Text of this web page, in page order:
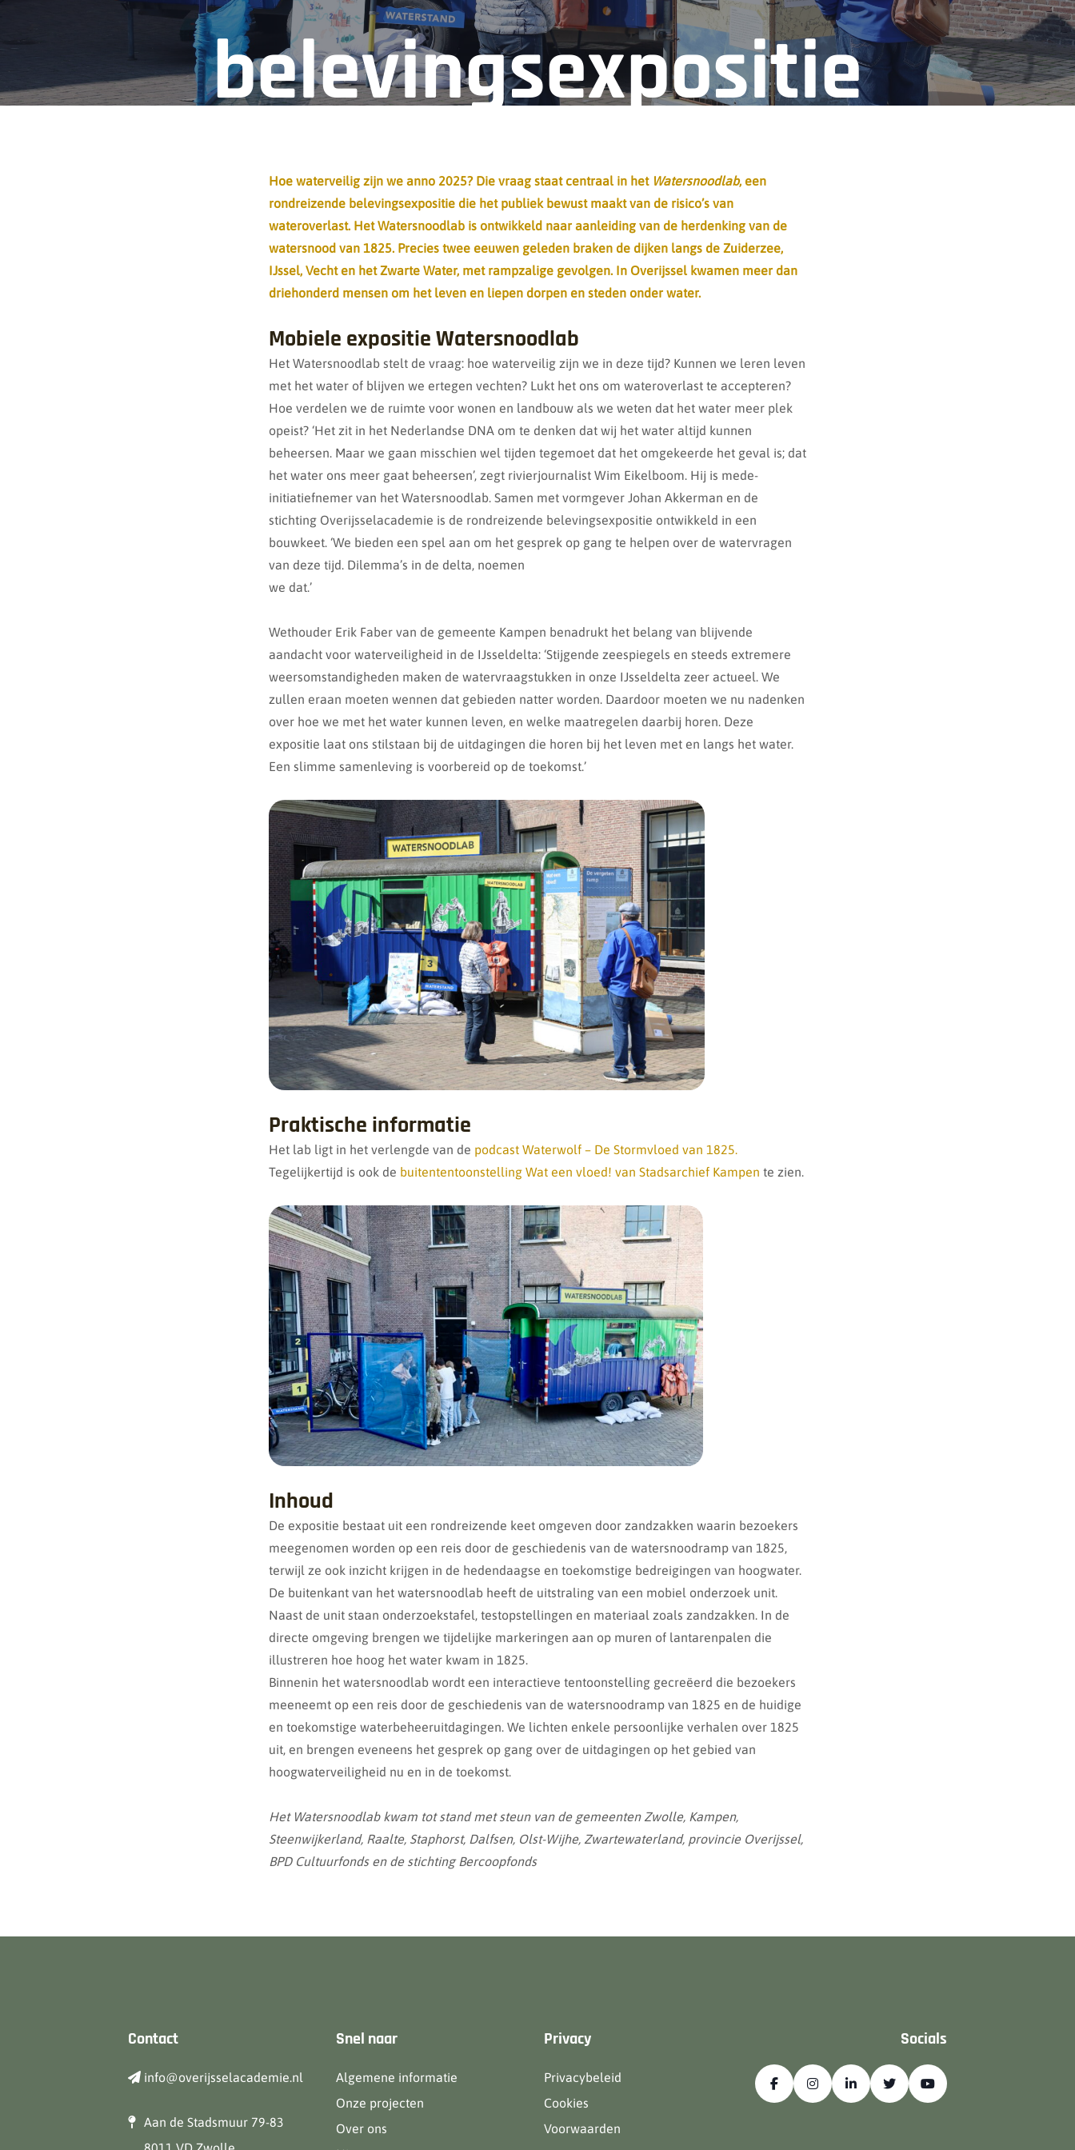
belevingsexpositie
Hoe waterveilig zijn we anno 2025? Die vraag staat centraal in het Watersnoodlab, een
rondreizende belevingsexpositie die het publiek bewust maakt van de risico’s van
wateroverlast. Het Watersnoodlab is ontwikkeld naar aanleiding van de herdenking van de
watersnood van 1825. Precies twee eeuwen geleden braken de dijken langs de Zuiderzee,
IJssel, Vecht en het Zwarte Water, met rampzalige gevolgen. In Overijssel kwamen meer dan
driehonderd mensen om het leven en liepen dorpen en steden onder water.
Mobiele expositie Watersnoodlab
Het Watersnoodlab stelt de vraag: hoe waterveilig zijn we in deze tijd? Kunnen we leren leven
met het water of blijven we ertegen vechten? Lukt het ons om wateroverlast te accepteren?
Hoe verdelen we de ruimte voor wonen en landbouw als we weten dat het water meer plek
opeist? ‘Het zit in het Nederlandse DNA om te denken dat wij het water altijd kunnen
beheersen. Maar we gaan misschien wel tijden tegemoet dat het omgekeerde het geval is; dat
het water ons meer gaat beheersen’, zegt rivierjournalist Wim Eikelboom. Hij is mede-
initiatiefnemer van het Watersnoodlab. Samen met vormgever Johan Akkerman en de
stichting Overijsselacademie is de rondreizende belevingsexpositie ontwikkeld in een
bouwkeet. ‘We bieden een spel aan om het gesprek op gang te helpen over de watervragen
van deze tijd. Dilemma’s in de delta, noemen
we dat.’
Wethouder Erik Faber van de gemeente Kampen benadrukt het belang van blijvende
aandacht voor waterveiligheid in de IJsseldelta: ‘Stijgende zeespiegels en steeds extremere
weersomstandigheden maken de watervraagstukken in onze IJsseldelta zeer actueel. We
zullen eraan moeten wennen dat gebieden natter worden. Daardoor moeten we nu nadenken
over hoe we met het water kunnen leven, en welke maatregelen daarbij horen. Deze
expositie laat ons stilstaan bij de uitdagingen die horen bij het leven met en langs het water.
Een slimme samenleving is voorbereid op de toekomst.’
Praktische informatie
Het lab ligt in het verlengde van de podcast Waterwolf – De Stormvloed van 1825.
Tegelijkertijd is ook de buitententoonstelling Wat een vloed! van Stadsarchief Kampen te zien.
Inhoud
De expositie bestaat uit een rondreizende keet omgeven door zandzakken waarin bezoekers
meegenomen worden op een reis door de geschiedenis van de watersnoodramp van 1825,
terwijl ze ook inzicht krijgen in de hedendaagse en toekomstige bedreigingen van hoogwater.
De buitenkant van het watersnoodlab heeft de uitstraling van een mobiel onderzoek unit.
Naast de unit staan onderzoekstafel, testopstellingen en materiaal zoals zandzakken. In de
directe omgeving brengen we tijdelijke markeringen aan op muren of lantarenpalen die
illustreren hoe hoog het water kwam in 1825.
Binnenin het watersnoodlab wordt een interactieve tentoonstelling gecreëerd die bezoekers
meeneemt op een reis door de geschiedenis van de watersnoodramp van 1825 en de huidige
en toekomstige waterbeheeruitdagingen. We lichten enkele persoonlijke verhalen over 1825
uit, en brengen eveneens het gesprek op gang over de uitdagingen op het gebied van
hoogwaterveiligheid nu en in de toekomst.
Het Watersnoodlab kwam tot stand met steun van de gemeenten Zwolle, Kampen,
Steenwijkerland, Raalte, Staphorst, Dalfsen, Olst-Wijhe, Zwartewaterland, provincie Overijssel,
BPD Cultuurfonds en de stichting Bercoopfonds
Contact
info@overijsselacademie.nl
Aan de Stadsmuur 79-83
Snel naar
Algemene informatie
Onze projecten
Over ons
Privacy
Privacybeleid
Cookies
Voorwaarden
Socials